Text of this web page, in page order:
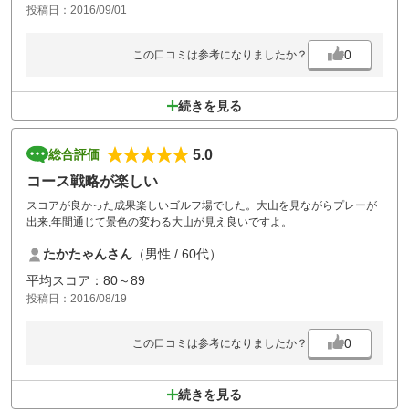
投稿日：2016/09/01
この口コミは参考になりましたか？ 0
続きを見る
総合評価
5.0
コース戦略が楽しい
スコアが良かった成果楽しいゴルフ場でした。大山を見ながらプレーが
出来,年間通じて景色の変わる大山が見え良いですよ。
たかたゃんさん （男性 / 60代）
平均スコア：80～89
投稿日：2016/08/19
この口コミは参考になりましたか？ 0
続きを見る